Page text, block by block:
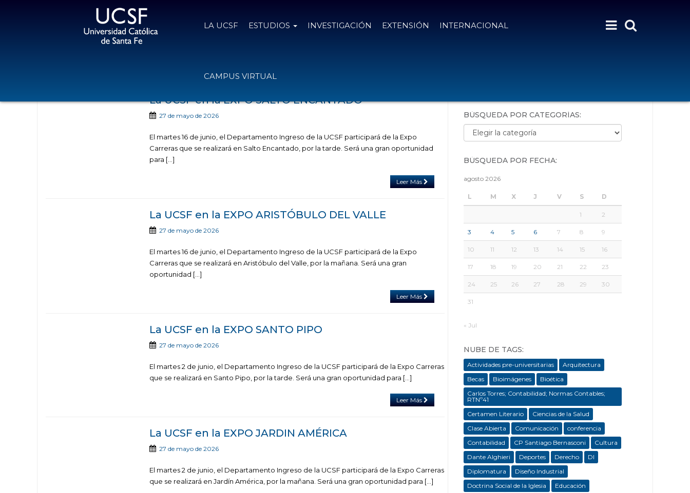
LA UCSF ESTUDIOS INVESTIGACIÓN EXTENSIÓN INTERNACIONAL
CAMPUS VIRTUAL
La UCSF en la EXPO SALTO ENCANTADO
27 de mayo de 2026
El martes 16 de junio, el Departamento Ingreso de la UCSF participará de la Expo
Carreras que se realizará en Salto Encantado, por la tarde. Será una gran oportunidad
para […]
Leer Más
La UCSF en la EXPO ARISTÓBULO DEL VALLE
27 de mayo de 2026
El martes 16 de junio, el Departamento Ingreso de la UCSF participará de la Expo
Carreras que se realizará en Aristóbulo del Valle, por la mañana. Será una gran
oportunidad […]
Leer Más
La UCSF en la EXPO SANTO PIPO
27 de mayo de 2026
El martes 2 de junio, el Departamento Ingreso de la UCSF participará de la Expo Carreras
que se realizará en Santo Pipo, por la tarde. Será una gran oportunidad para […]
Leer Más
La UCSF en la EXPO JARDIN AMÉRICA
27 de mayo de 2026
El martes 2 de junio, el Departamento Ingreso de la UCSF participará de la Expo Carreras
que se realizará en Jardín América, por la mañana. Será una gran oportunidad para […]
BÚSQUEDA POR CATEGORÍAS:
Búsqueda por categorías:
BÚSQUEDA POR FECHA:
agosto 2026
L M X J V S D
1 2
3 4 5 6 7 8 9
10 11 12 13 14 15 16
17 18 19 20 21 22 23
24 25 26 27 28 29 30
31
« Jul
NUBE DE TAGS:
Actividades pre-universitarias
Arquitectura
Becas
Bioimágenes
Bioética
Carlos Torres; Contabilidad; Normas Contables;
RTNº41
Certamen Literario
Ciencias de la Salud
Clase Abierta
Comunicación
conferencia
Contabilidad
CP Santiago Bernasconi
Cultura
Dante Alghieri
Deportes Derecho
DI
Diplomatura
Diseño Industrial
Doctrina Social de la Iglesia
Educación